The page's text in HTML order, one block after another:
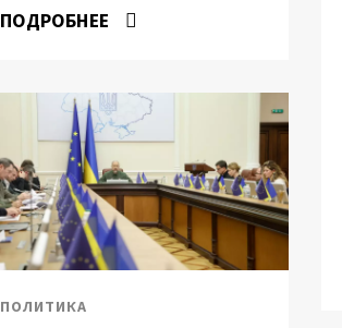
ПОДРОБНЕЕ
ПОЛИТИКА